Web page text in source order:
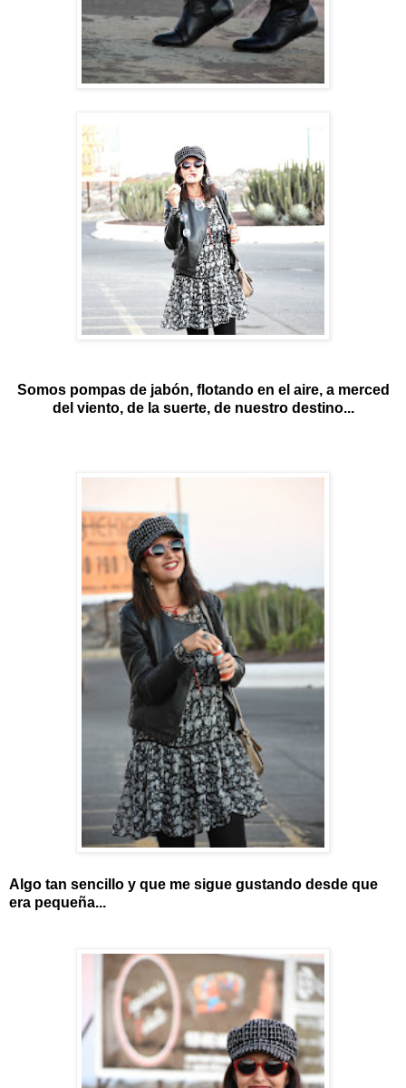
Somos pompas de jabón, flotando en el aire, a merced
del viento, de la suerte, de nuestro destino...
Algo tan sencillo y que me sigue gustando desde que
era pequeña...